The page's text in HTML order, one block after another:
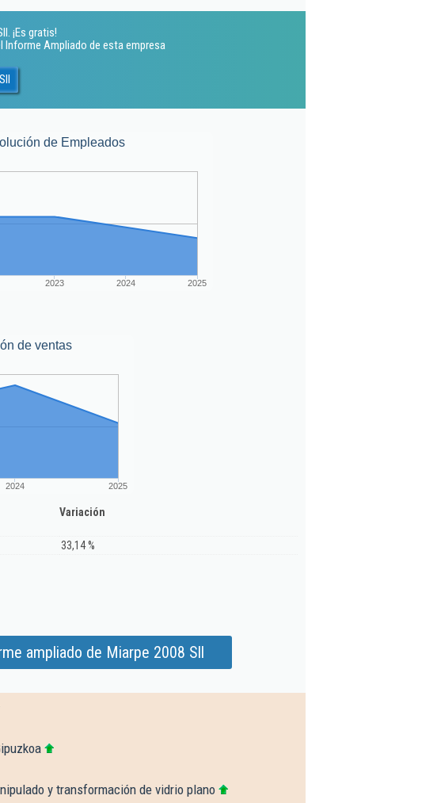
¡Es gratis!
Informe Ampliado de esta empresa
de Empleados
2023 2024 2025
de ventas
2024 2025
Variación
33,14 %
ampliado de Miarpe 2008 Sll
y transformación de vidrio plano